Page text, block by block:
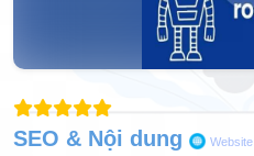
SEO & Nội dung Website